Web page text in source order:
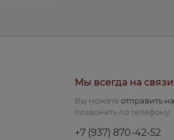
Мы всегда на
Вы можете отправить
позвонить по телефону:
+7 (937) 870-42-52